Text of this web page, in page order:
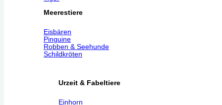
Meerestiere
Eisbären
Pinguine
Robben & Seehunde
Schildkröten
Urzeit & Fabeltiere
Einhorn